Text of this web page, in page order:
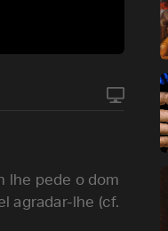
lhe pede o dom
agradar-lhe (cf.